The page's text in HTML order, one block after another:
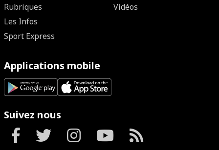
Rubriques
Les Infos
Sport Express
Vidéos
Applications mobile
Suivez nous